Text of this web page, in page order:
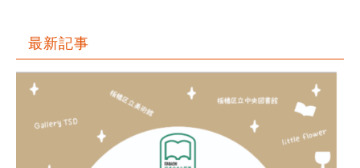
最新記事